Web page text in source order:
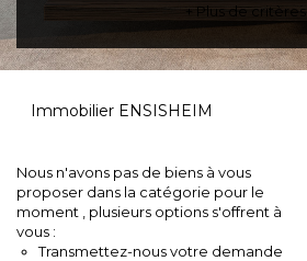
+ Plus de critères
Immobilier ENSISHEIM
Nous n'avons pas de biens à vous
proposer dans la catégorie pour le
moment , plusieurs options s'offrent à
vous :
Transmettez-nous votre demande